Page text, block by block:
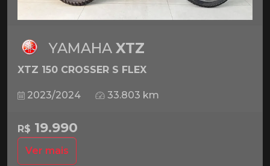
YAMAHA XTZ
XTZ 150 CROSSER S FLEX
2023/2024 33.803 km
R$ 19.990
Ver mais